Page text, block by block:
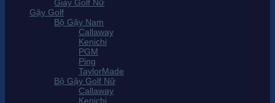
Giày Golf Nữ
Gậy Golf
Bộ Gậy Nam
Callaway
Kenichi
PGM
Ping
TaylorMade
Bộ Gậy Golf Nữ
Callaway
Kenichi